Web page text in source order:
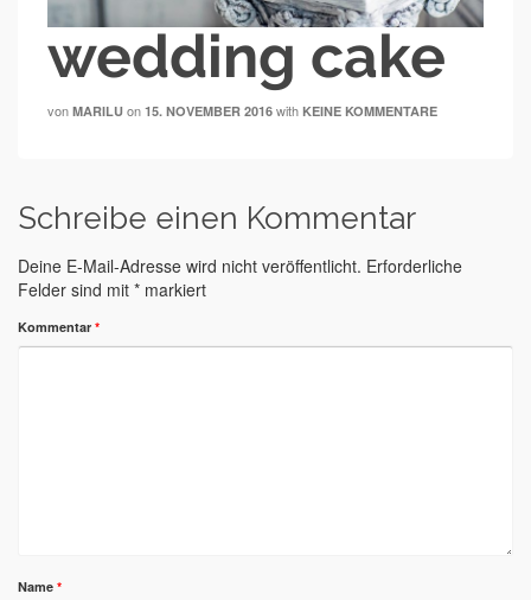
wedding cake
von MARILU on 15. NOVEMBER 2016 with KEINE KOMMENTARE
Schreibe einen Kommentar
Deine E-Mail-Adresse wird nicht veröffentlicht. Erforderliche
Felder sind mit * markiert
Kommentar *
Name *